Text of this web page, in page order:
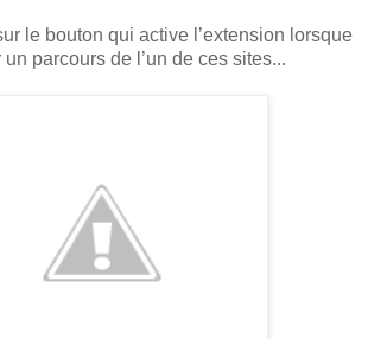
le bouton qui active l’extension lorsque
parcours de l’un de ces sites...